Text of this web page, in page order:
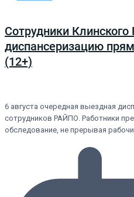
Сотрудники
диспансеризацию
(12+)
6 августа очередная выездная
сотрудников РАЙПО. Работники
обследование, не прерывая